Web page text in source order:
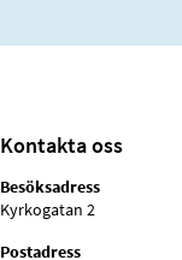
Kontakta oss
Besöksadress
Kyrkogatan 2
Postadress